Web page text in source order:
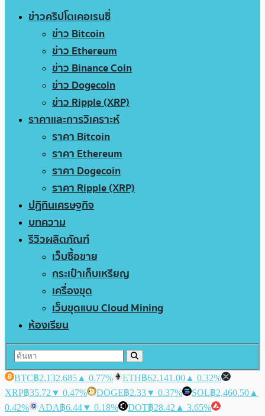
ข่าวคริปโตเคอเรนซี่
ข่าว Bitcoin
ข่าว Ethereum
ข่าว Binance Coin
ข่าว Dogecoin
ข่าว Ripple (XRP)
ราคาและการวิเคราะห์
ราคา Bitcoin
ราคา Ethereum
ราคา Dogecoin
ราคา Ripple (XRP)
ปฏิทินเศรษฐกิจ
บทความ
รีวิวผลิตภัณฑ์
เว็บซื้อขาย
กระเป๋าเก็บเหรียญ
เครื่องขุด
เว็บขุดแบบ Cloud Mining
ห้องเรียน
BTC฿2,132,685 ▲ 0.77% ETH฿62,141.00 ▲ 0.32%
XRP฿35.72 ▼ 0.47% DOGE฿2.33▼ 0.37% SOL฿2,460.50 ▲
0.42%
ADA฿6.44▼ 0.18% DOT฿28.42 ▲ 3.65%